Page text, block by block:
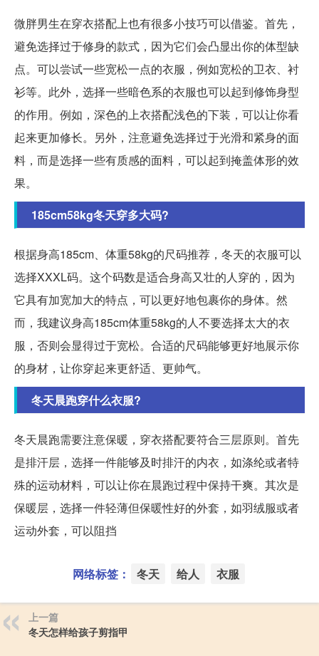
微胖男生在穿衣搭配上也有很多小技巧可以借鉴。首先，
避免选择过于修身的款式，因为它们会凸显出你的体型缺
点。可以尝试一些宽松一点的衣服，例如宽松的卫衣、衬
衫等。此外，选择一些暗色系的衣服也可以起到修饰身型
的作用。例如，深色的上衣搭配浅色的下装，可以让你看
起来更加修长。另外，注意避免选择过于光滑和紧身的面
料，而是选择一些有质感的面料，可以起到掩盖体形的效
果。
185cm58kg冬天穿多大码?
根据身高185cm、体重58kg的尺码推荐，冬天的衣服可以
选择XXXL码。这个码数是适合身高又壮的人穿的，因为
它具有加宽加大的特点，可以更好地包裹你的身体。然
而，我建议身高185cm体重58kg的人不要选择太大的衣
服，否则会显得过于宽松。合适的尺码能够更好地展示你
的身材，让你穿起来更舒适、更帅气。
冬天晨跑穿什么衣服?
冬天晨跑需要注意保暖，穿衣搭配要符合三层原则。首先
是排汗层，选择一件能够及时排汗的内衣，如涤纶或者特
殊的运动材料，可以让你在晨跑过程中保持干爽。其次是
保暖层，选择一件轻薄但保暖性好的外套，如羽绒服或者
运动外套，可以阻挡
网络标签： 冬天 给人 衣服
上一篇
冬天怎样给孩子剪指甲